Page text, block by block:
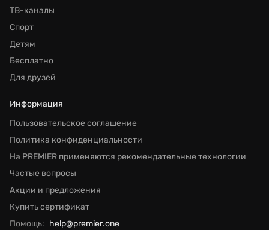
ТВ-каналы
Спорт
Детям
Бесплатно
Для друзей
Информация
Пользовательское соглашение
Политика конфиденциальности
На PREMIER применяются рекомендательные технологии
Частые вопросы
Акции и предложения
Купить сертификат
Помощь: help@premier.one